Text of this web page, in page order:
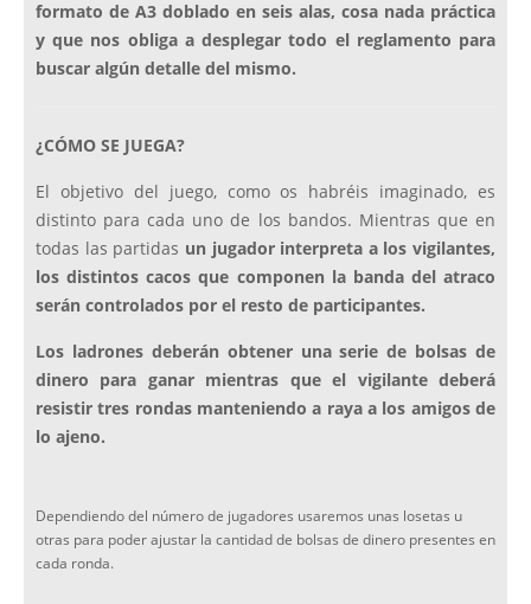
formato de A3 doblado en seis alas, cosa nada práctica
y que nos obliga a desplegar todo el reglamento para
buscar algún detalle del mismo.
¿CÓMO SE JUEGA?
El objetivo del juego, como os habréis imaginado, es
distinto para cada uno de los bandos. Mientras que en
todas las partidas un jugador interpreta a los vigilantes,
los distintos cacos que componen la banda del atraco
serán controlados por el resto de participantes.
Los ladrones deberán obtener una serie de bolsas de
dinero para ganar mientras que el vigilante deberá
resistir tres rondas manteniendo a raya a los amigos de
lo ajeno.
Dependiendo del número de jugadores usaremos unas losetas u
otras para poder ajustar la cantidad de bolsas de dinero presentes en
cada ronda.